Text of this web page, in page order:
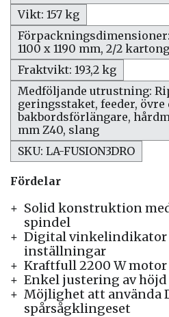
Fördelar
Solid konstruktion
spindel
Digital vinkelindikator
inställningar
Kraftfull 2200 W motor
Enkel justering av
Möjlighet att använda
spårsågklingeset
Vikt: 157 kg
Förpackningsdimensioner:
1100 x 1190 mm, 2/2
Fraktvikt: 193,2 kg
Medföljande utrustning:
geringsstaket, feeder, övre
bakbordsförlängare,
mm Z40, slang
SKU: LA-FUSION3DRO